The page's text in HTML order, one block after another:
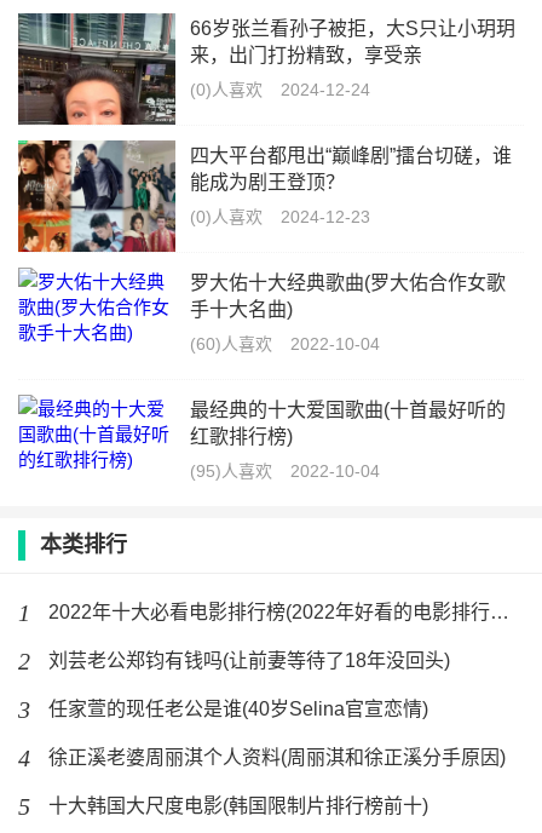
66岁张兰看孙子被拒，大S只让小玥玥
来，出门打扮精致，享受亲
(0)人喜欢 2024-12-24
四大平台都甩出“巅峰剧”擂台切磋，谁
能成为剧王登顶？
(0)人喜欢 2024-12-23
罗大佑十大经典歌曲(罗大佑合作女歌
手十大名曲)
(60)人喜欢 2022-10-04
最经典的十大爱国歌曲(十首最好听的
红歌排行榜)
(95)人喜欢 2022-10-04
本类排行
1 2022年十大必看电影排行榜(2022年好看的电影排行榜前十
2 刘芸老公郑钧有钱吗(让前妻等待了18年没回头)
3 任家萱的现任老公是谁(40岁Selina官宣恋情)
4 徐正溪老婆周丽淇个人资料(周丽淇和徐正溪分手原因)
5 十大韩国大尺度电影(韩国限制片排行榜前十)